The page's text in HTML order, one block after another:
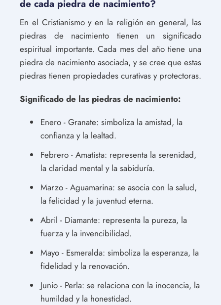
de cada piedra de nacimiento?
En el Cristianismo y en la religión en general, las
piedras de nacimiento tienen un significado
espiritual importante. Cada mes del año tiene una
piedra de nacimiento asociada, y se cree que estas
piedras tienen propiedades curativas y protectoras.
Significado de las piedras de nacimiento:
Enero - Granate: simboliza la amistad, la
confianza y la lealtad.
Febrero - Amatista: representa la serenidad,
la claridad mental y la sabiduría.
Marzo - Aguamarina: se asocia con la salud,
la felicidad y la juventud eterna.
Abril - Diamante: representa la pureza, la
fuerza y la invencibilidad.
Mayo - Esmeralda: simboliza la esperanza, la
fidelidad y la renovación.
Junio - Perla: se relaciona con la inocencia, la
humildad y la honestidad.